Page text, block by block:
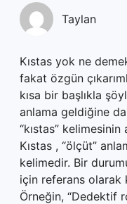
Taylan
Kıstas yok ne
fakat özgün
kısa bir başlıkla
anlama geldiğine
“kıstas”
Kıstas , “ölçüt”
kelimedir. Bir
için referans olarak
Örneğin, “Dedektif